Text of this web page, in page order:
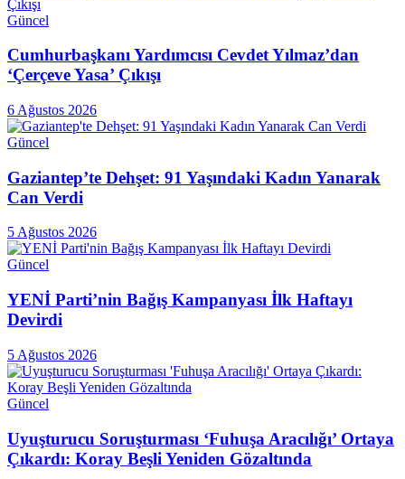
Güncel
Cumhurbaşkanı Yardımcısı Cevdet Yılmaz’dan
‘Çerçeve Yasa’ Çıkışı
6 Ağustos 2026
Güncel
Gaziantep’te Dehşet: 91 Yaşındaki Kadın Yanarak
Can Verdi
5 Ağustos 2026
Güncel
YENİ Parti’nin Bağış Kampanyası İlk Haftayı
Devirdi
5 Ağustos 2026
Güncel
Uyuşturucu Soruşturması ‘Fuhuşa Aracılığı’ Ortaya
Çıkardı: Koray Beşli Yeniden Gözaltında